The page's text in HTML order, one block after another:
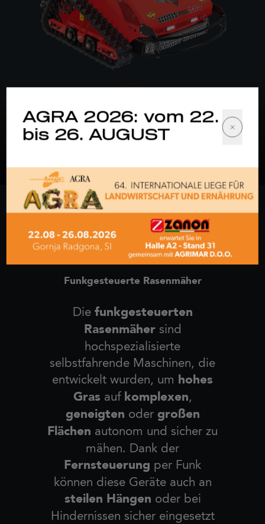
ROBY-PRO 800
Funkgesteuerte Rasenmäher
Die funkgesteuerten
Rasenmähersind
hochspezialisierte
selbstfahrende Maschinen, die
entwickelt wurden, um hohes
Gras auf komplexen,
geneigten oder großen
Flächen autonom und sicher zu
mähen. Dank der
Fernsteuerung per Funk
können diese Geräte auch an
steilen Hängen oder bei
Hindernissen sicher eingesetzt
AGRA 2026: vom 22.
bis 26. AUGUST